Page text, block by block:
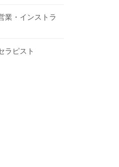
業・インストラ
ラピスト